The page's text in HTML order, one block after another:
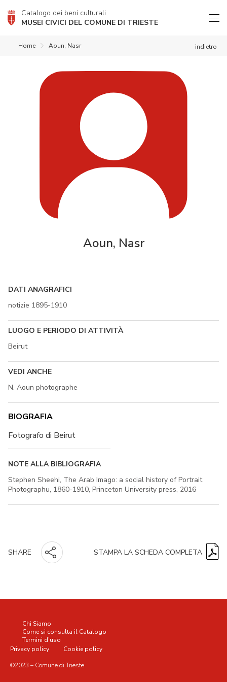
Catalogo dei beni culturali
MUSEI CIVICI DEL COMUNE DI TRIESTE
indietro
Home Aoun, Nasr
Aoun, Nasr
DATI ANAGRAFICI
notizie 1895-1910
LUOGO E PERIODO DI ATTIVITÀ
Beirut
VEDI ANCHE
N. Aoun photographe
BIOGRAFIA
Fotografo di Beirut
NOTE ALLA BIBLIOGRAFIA
Stephen Sheehi, The Arab Imago: a social history of Portrait
Photographu, 1860-1910, Princeton University press, 2016
SHARE STAMPA LA SCHEDA COMPLETA
©2023 – Comune di Trieste
Chi Siamo
Come si consulta il Catalogo
Termini d’uso
Privacy policy
Cookie policy